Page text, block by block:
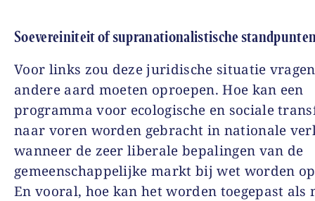
Soevereiniteit of supranationalistische
Voor links zou deze juridische situatie
andere aard moeten oproepen. Hoe kan een
programma voor ecologische en sociale
naar voren worden gebracht in nationale
wanneer de zeer liberale bepalingen van de
gemeenschappelijke markt bij wet worden
En vooral, hoe kan het worden toegepast als